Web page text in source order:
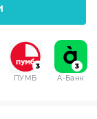
ПУМБ A-Банк